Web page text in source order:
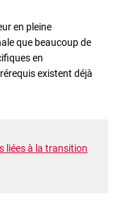
en pleine
que beaucoup de
en
existent déjà
liées à la transition